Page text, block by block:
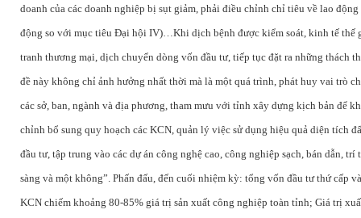
doanh của các doanh nghiệp bị sụt giảm, phải điều chỉnh chỉ tiêu về lao
động so với mục tiêu Đại hội IV)…Khi dịch bệnh được kiểm soát, kinh tế
tranh thương mại, dịch chuyển dòng vốn đầu tư, tiếp tục đặt ra những thách
đề này không chỉ ảnh hưởng nhất thời mà là một quá trình, phát huy vai trò
các sở, ban, ngành và địa phương, tham mưu với tỉnh xây dựng kịch bản để
chỉnh bổ sung quy hoạch các KCN, quản lý việc sử dụng hiệu quả diện tích
đầu tư, tập trung vào các dự án công nghệ cao, công nghiệp sạch, bán dẫn,
sàng và một không”. Phấn đấu, đến cuối nhiệm kỳ: tổng vốn đầu tư thứ cấp
KCN chiếm khoảng 80-85% giá trị sản xuất công nghiệp toàn tỉnh; Giá trị